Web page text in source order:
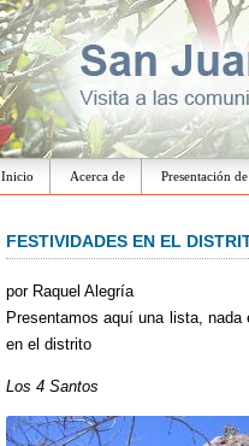
Inicio Acerca de Presentación
FESTIVIDADES EN EL
por Raquel Alegría
Presentamos aquí una lista,
en el distrito
Los 4 Santos